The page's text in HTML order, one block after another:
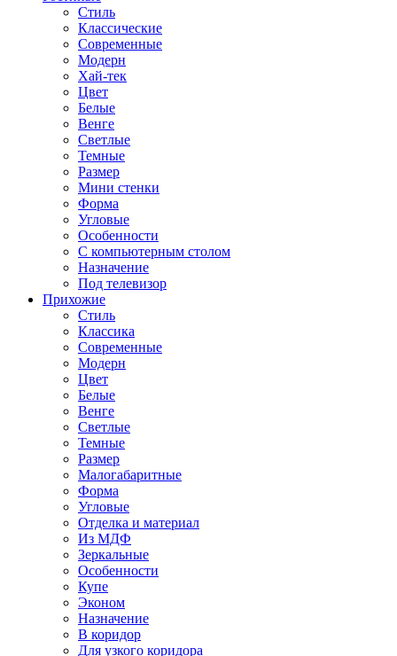
Стиль
Классические
Современные
Модерн
Хай-тек
Цвет
Белые
Венге
Светлые
Темные
Размер
Мини стенки
Форма
Угловые
Особенности
С компьютерным столом
Назначение
Под телевизор
Прихожие
Стиль
Классика
Современные
Модерн
Цвет
Белые
Венге
Светлые
Темные
Размер
Малогабаритные
Форма
Угловые
Отделка и материал
Из МДФ
Зеркальные
Особенности
Купе
Эконом
Назначение
В коридор
Для узкого коридора